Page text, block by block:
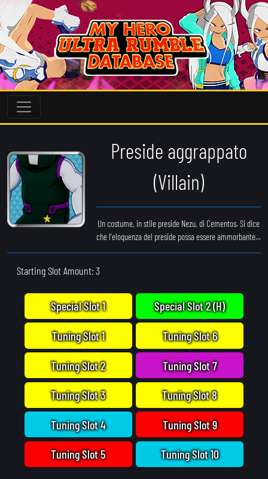
Preside aggrappato
(Villain)
Un costume, in stile preside Nezu, di Cementos. Si dice
che l'eloquenza del preside possa essere ammorbante...
Starting Slot Amount: 3
Special Slot 1
Tuning Slot 1
Tuning Slot 2
Tuning Slot 3
Tuning Slot 4
Tuning Slot 5
Special Slot 2 (H)
Tuning Slot 6
Tuning Slot 7
Tuning Slot 8
Tuning Slot 9
Tuning Slot 10